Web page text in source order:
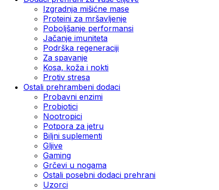
Izgradnja mišićne mase
Proteini za mršavljenje
Poboljšanje performansi
Jačanje imuniteta
Podrška regeneraciji
Za spavanje
Kosa, koža i nokti
Protiv stresa
Ostali prehrambeni dodaci
Probavni enzimi
Probiotici
Nootropici
Potpora za jetru
Biljni suplementi
Gljive
Gaming
Grčevi u nogama
Ostali posebni dodaci prehrani
Uzorci